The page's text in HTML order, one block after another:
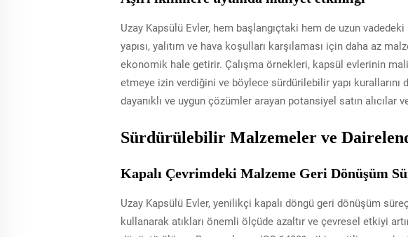
Uzay Kapsülü Evler, hem başlangıçtaki hem de uzun
yapısı, yalıtım ve hava koşulları karşılaması için daha az
ekonomik hale getirir. Çalışma örnekleri, kapsül evlerinin
etmeye izin verdiğini ve böylece sürdürilebilir yapı
dayanıklı ve uygun çözümler arayan potansiyel satın
Sürdürülebilir Malzemeler ve
Kapalı Çevrimdeki Malzeme Geri Dönüşüm
Uzay Kapsülü Evler, yenilikçi kapalı döngü geri dönüşüm
kullanarak atıkları önemli ölçüde azaltır ve çevresel etkiyi